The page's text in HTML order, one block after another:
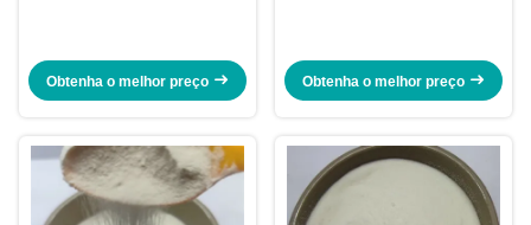
Obtenha o melhor preço Obtenha o melhor preço